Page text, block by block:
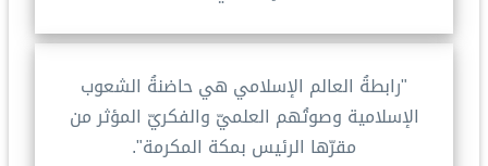
"رابطةُ العالم الإسلامي هي حاضنةُ الشعوب
الإسلامية وصوتُهم العلميّ والفكريّ المؤثر من
مقرّها الرئيس بمكة المكرمة".